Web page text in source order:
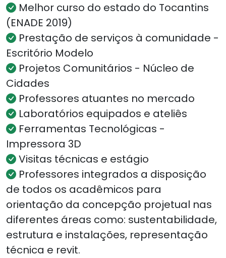
Melhor curso do estado do Tocantins
(ENADE 2019)
Prestação de serviços à comunidade -
Escritório Modelo
Projetos Comunitários - Núcleo de
Cidades
Professores atuantes no mercado
Laboratórios equipados e ateliês
Ferramentas Tecnológicas -
Impressora 3D
Visitas técnicas e estágio
Professores integrados a disposição
de todos os acadêmicos para
orientação da concepção projetual nas
diferentes áreas como: sustentabilidade,
estrutura e instalações, representação
técnica e revit.